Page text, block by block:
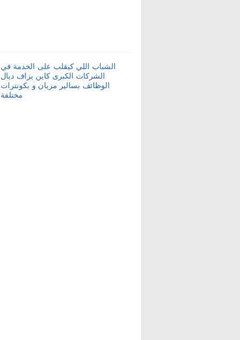
الشباب اللي كيقلب على الخدمة في
الشركات الكبرى كاين بزاف ديال
الوظائف بسالير مزيان و بكونترات
مختلفة